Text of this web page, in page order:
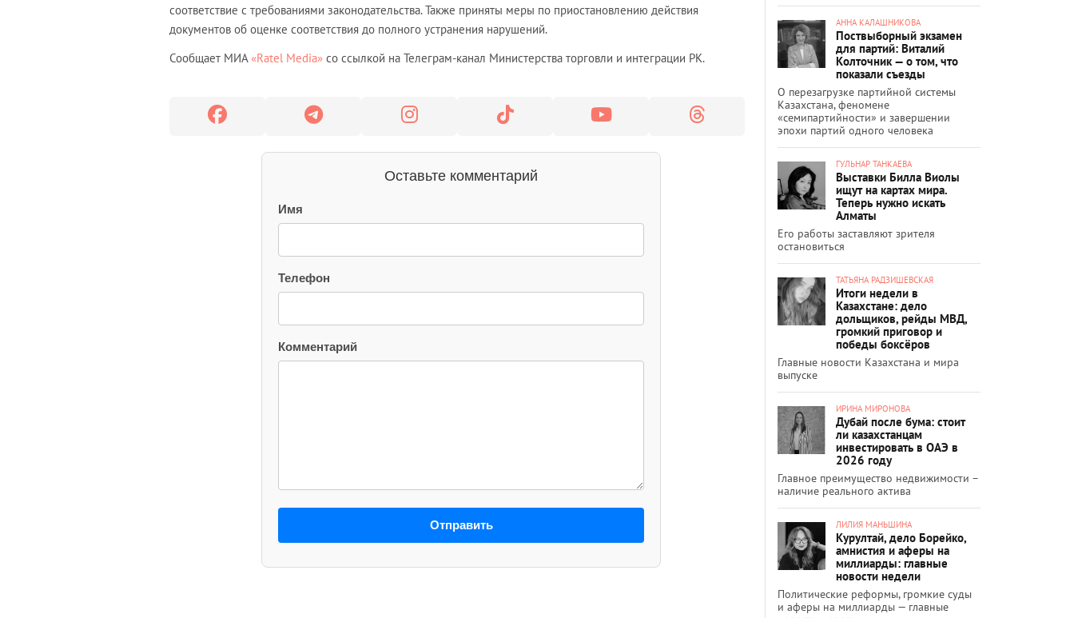
соответствие с требованиями законодательства. Также приняты меры по приостановлению действия
документов об оценке соответствия до полного устранения нарушений.
Сообщает МИА«Ratel Media» со ссылкой на Телеграм-канал Министерства торговли и интеграции РК.
Оставьте комментарий
Имя
Телефон
Комментарий
Отправить
АННА КАЛАШНИКОВА
Поствыборный экзамен
для партий: Виталий
Колточник — о том, что
показали съезды
О перезагрузке партийной системы
Казахстана, феномене
«семипартийности» и завершении
эпохи партий одного человека
ГУЛЬНАР ТАНКАЕВА
Выставки Билла Виолы
ищут на картах мира.
Теперь нужно искать
Алматы
Его работы заставляют зрителя
остановиться
ТАТЬЯНА РАДЗИШЕВСКАЯ
Итоги недели в
Казахстане: дело
дольщиков, рейды МВД,
громкий приговор и
победы боксёров
Главные новости Казахстана и мира
выпуске
ИРИНА МИРОНОВА
Дубай после бума: стоит
ли казахстанцам
инвестировать в ОАЭ в
2026 году
Главное преимущество недвижимости –
наличие реального актива
ЛИЛИЯ МАНЬШИНА
Курултай, дело Борейко,
амнистия и аферы на
миллиарды: главные
новости недели
Политические реформы, громкие суды
и аферы на миллиарды — главные